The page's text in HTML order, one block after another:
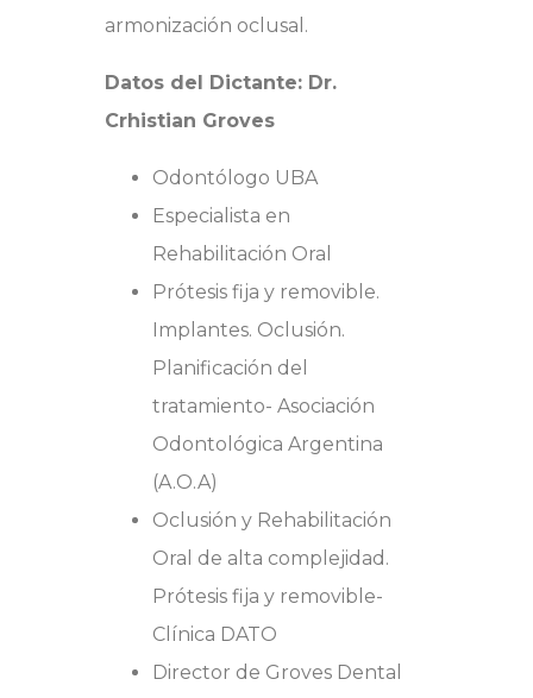
armonización oclusal.
Datos del Dictante: Dr.
Crhistian Groves
Odontólogo UBA
Especialista en
Rehabilitación Oral
Prótesis fija y removible.
Implantes. Oclusión.
Planificación del
tratamiento- Asociación
Odontológica Argentina
(A.O.A)
Oclusión y Rehabilitación
Oral de alta complejidad.
Prótesis fija y removible-
Clínica DATO
Director de Groves Dental